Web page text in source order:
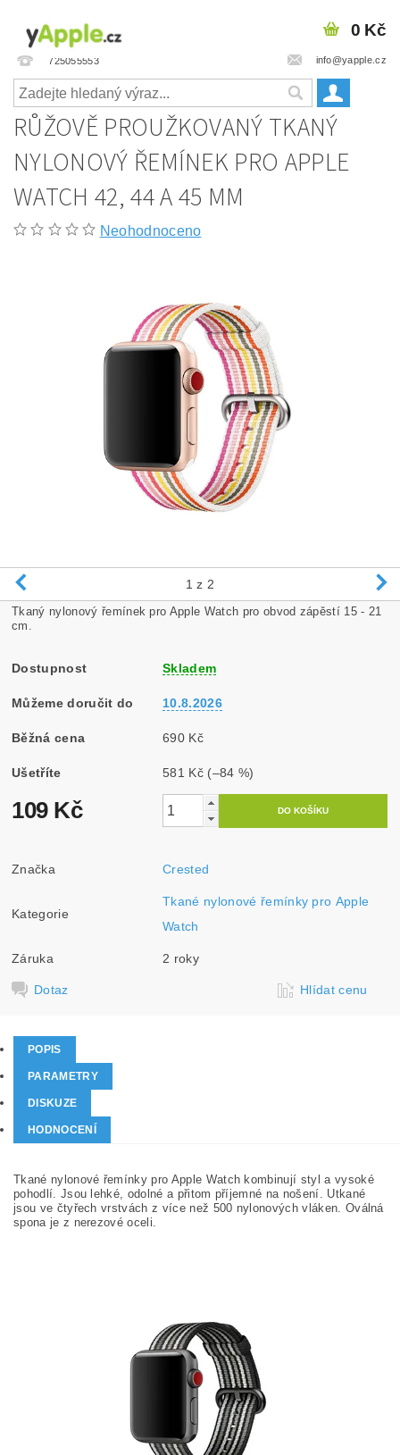
725055553 info@yapple.cz
0 Kč
RŮŽOVĚ PROUŽKOVANÝ TKANÝ
NYLONOVÝ ŘEMÍNEK PRO APPLE
WATCH 42, 44 A 45 MM
Neohodnoceno
1 z 2
Tkaný nylonový řemínek pro Apple Watch pro obvod zápěstí 15 - 21
cm.
Dostupnost Skladem
Můžeme doručit do 10.8.2026
Běžná cena 690 Kč
Ušetříte 581 Kč (–84 %)
109 Kč
Značka Crested
Kategorie
Tkané nylonové řemínky pro Apple
Watch
Záruka 2 roky
Dotaz Hlídat cenu
POPIS
PARAMETRY
DISKUZE
HODNOCENÍ
Tkané nylonové řemínky pro Apple Watch kombinují styl a vysoké
pohodlí. Jsou lehké, odolné a přitom příjemné na nošení. Utkané
jsou ve čtyřech vrstvách z více než 500 nylonových vláken. Oválná
spona je z nerezové oceli.